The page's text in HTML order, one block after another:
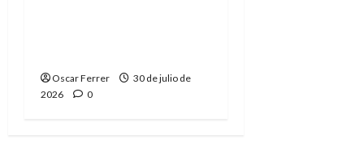
Oscar Ferrer
30 de julio de
2026
0